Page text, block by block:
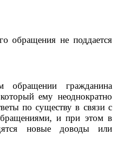
обращения не поддается
гражданина
ему неоднократно
по существу в связи с
и при этом в
новые доводы или